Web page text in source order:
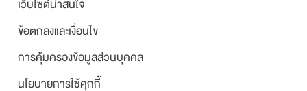
เว็บไซต์น่าสนใจ
ข้อตกลงและเงื่อนไข
การคุ้มครองข้อมูลส่วนบุคคล
นโยบายการใช้คุกกี้